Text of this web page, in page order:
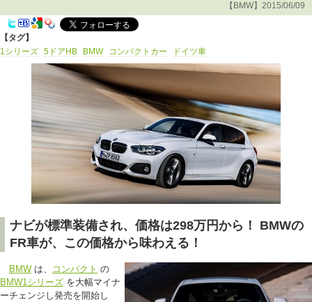
【BMW】2015/06/09
【タグ】
1シリーズ 5ドアHB BMW コンパクトカー ドイツ車
ナビが標準装備され、価格は298万円から！ BMWの
FR車が、この価格から味わえる！
BMW は、 コンパクト の
BMW1シリーズ を大幅マイナ
ーチェンジし発売を開始し